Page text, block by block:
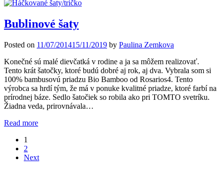
Bublinové šaty
Posted on 11/07/201415/11/2019 by Paulina Zemkova
Konečné sú malé dievčatká v rodine a ja sa môžem realizovať.
Tento krát šatočky, ktoré budú dobré aj rok, aj dva. Vybrala som si
100% bambusovú priadzu Bio Bamboo od Rosarios4. Tento
výrobca sa hrdí tým, že má v ponuke kvalitné priadze, ktoré farbí na
prírodnej báze. Sedlo šatočiek so robila ako pri TOMTO svetríku.
Žiadna veda, prirovnávala…
Read more
1
2
Next